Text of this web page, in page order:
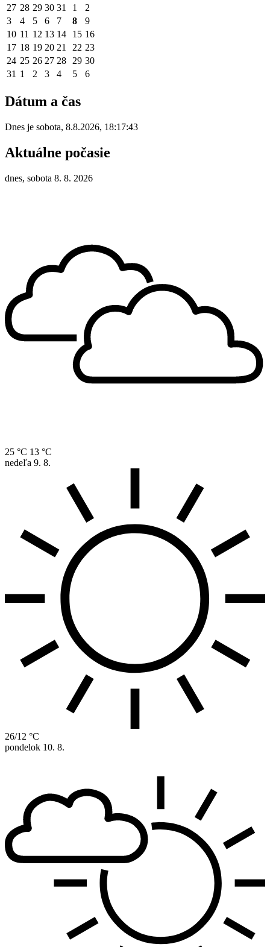
27 28 29 30 31 1
2
3
4 5 6 7 8
9
10 11 12 13 14 15 16
17 18 19 20 21 22 23
24 25 26 27 28 29 30
31 1 2 3 4 5 6
Dátum a čas
Dnes je sobota, 8.8.2026, 18:17:43
Aktuálne počasie
dnes, sobota 8. 8. 2026
25 °C 13 °C
nedeľa 9. 8.
26/12 °C
pondelok 10. 8.